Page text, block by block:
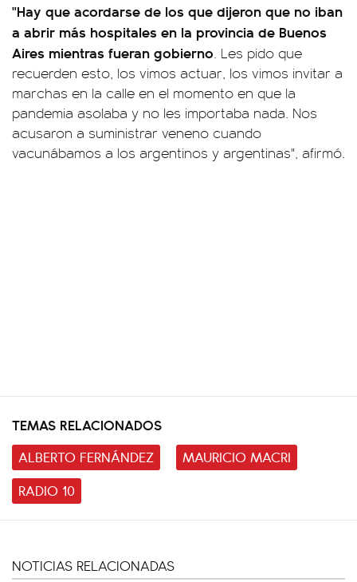
"Hay que acordarse de los que dijeron que no iban
a abrir más hospitales en la provincia de Buenos
Aires mientras fueran gobierno. Les pido que
recuerden esto, los vimos actuar, los vimos invitar a
marchas en la calle en el momento en que la
pandemia asolaba y no les importaba nada. Nos
acusaron a suministrar veneno cuando
vacunábamos a los argentinos y argentinas", afirmó.
TEMAS RELACIONADOS
ALBERTO FERNÁNDEZ
MAURICIO MACRI
RADIO 10
NOTICIAS RELACIONADAS